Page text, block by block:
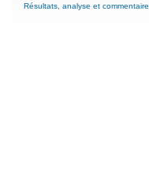
Résultats, analyse et